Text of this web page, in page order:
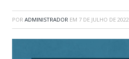
POR ADMINISTRADOR EM 7 DE JULHO DE 2022